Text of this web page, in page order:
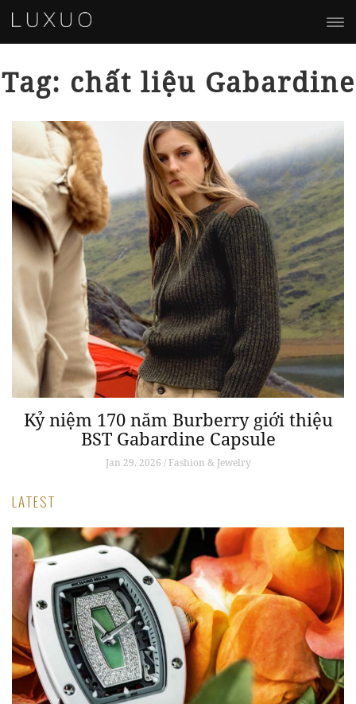
Tag: chất liệu Gabardine
Kỷ niệm 170 năm Burberry giới thiệu
BST Gabardine Capsule
Jan 29, 2026 / Fashion & Jewelry
LATEST